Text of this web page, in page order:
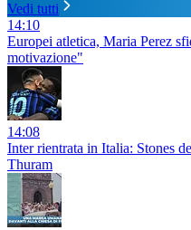
Vedi tutti
14:10
Europei atletica, Maria Perez
motivazione"
14:08
Inter rientrata in Italia: Stones
Thuram